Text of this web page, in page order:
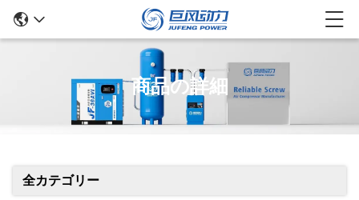
商品の詳細
全カテゴリー